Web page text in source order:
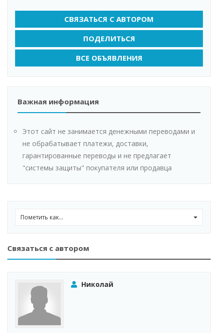
СВЯЗАТЬСЯ С АВТОРОМ
ПОДЕЛИТЬСЯ
ВСЕ ОБЪЯВЛЕНИЯ
Важная информация
Этот сайт не занимается денежными переводами и
не обрабатывает платежи, доставки,
гарантированные переводы и не предлагает
"системы защиты" покупателя или продавца
Пометить как...
Связаться с автором
Николай